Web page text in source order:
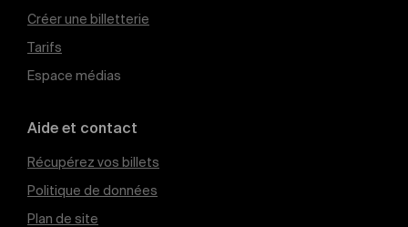
Créer une billetterie
Tarifs
Espace médias
Aide et contact
Récupérez vos billets
Politique de données
Plan de site